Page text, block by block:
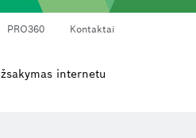
PRO360 Kontaktai
internetu